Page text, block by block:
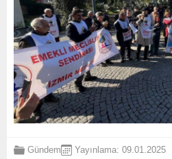
Gündem Yayınlama: 09.01.2025